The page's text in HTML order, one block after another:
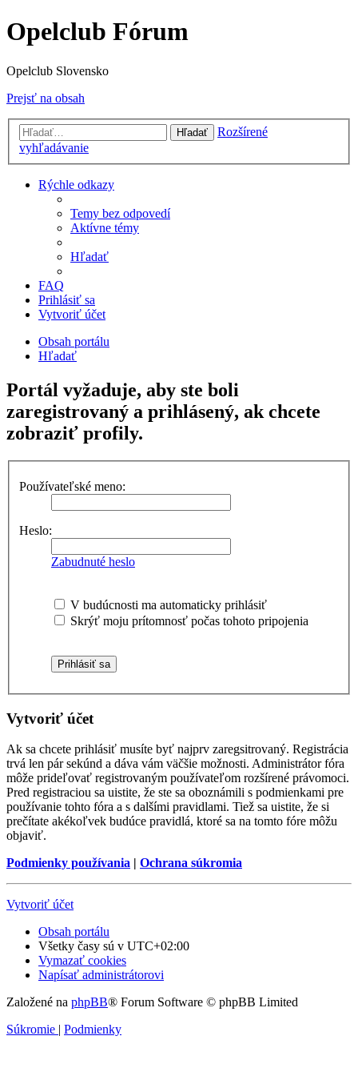
Opelclub Fórum
Opelclub Slovensko
Prejsť na obsah
Hľadať
Rozšírené
vyhľadávanie
Rýchle odkazy
Temy bez odpovedí
Aktívne témy
Hľadať
FAQ
Prihlásiť sa
Vytvoriť účet
Obsah portálu
Hľadať
Portál vyžaduje, aby ste boli
zaregistrovaný a prihlásený, ak chcete
zobraziť profily.
Používateľské meno:
Heslo:
Zabudnuté heslo
V budúcnosti ma automaticky prihlásiť
Skrýť moju prítomnosť počas tohoto pripojenia
Vytvoriť účet
Ak sa chcete prihlásiť musíte byť najprv zaregsitrovaný. Registrácia
trvá len pár sekúnd a dáva vám väčšie možnosti. Administrátor fóra
môže prideľovať registrovaným používateľom rozšírené právomoci.
Pred registraciou sa uistite, že ste sa oboznámili s podmienkami pre
používanie tohto fóra a s dalšími pravidlami. Tiež sa uistite, že si
prečítate akékoľvek budúce pravidlá, ktoré sa na tomto fóre môžu
objaviť.
Podmienky používania | Ochrana súkromia
Vytvoriť účet
Obsah portálu
Všetky časy sú v UTC+02:00
Vymazať cookies
Napísať administrátorovi
Založené na phpBB® Forum Software © phpBB Limited
Súkromie | Podmienky